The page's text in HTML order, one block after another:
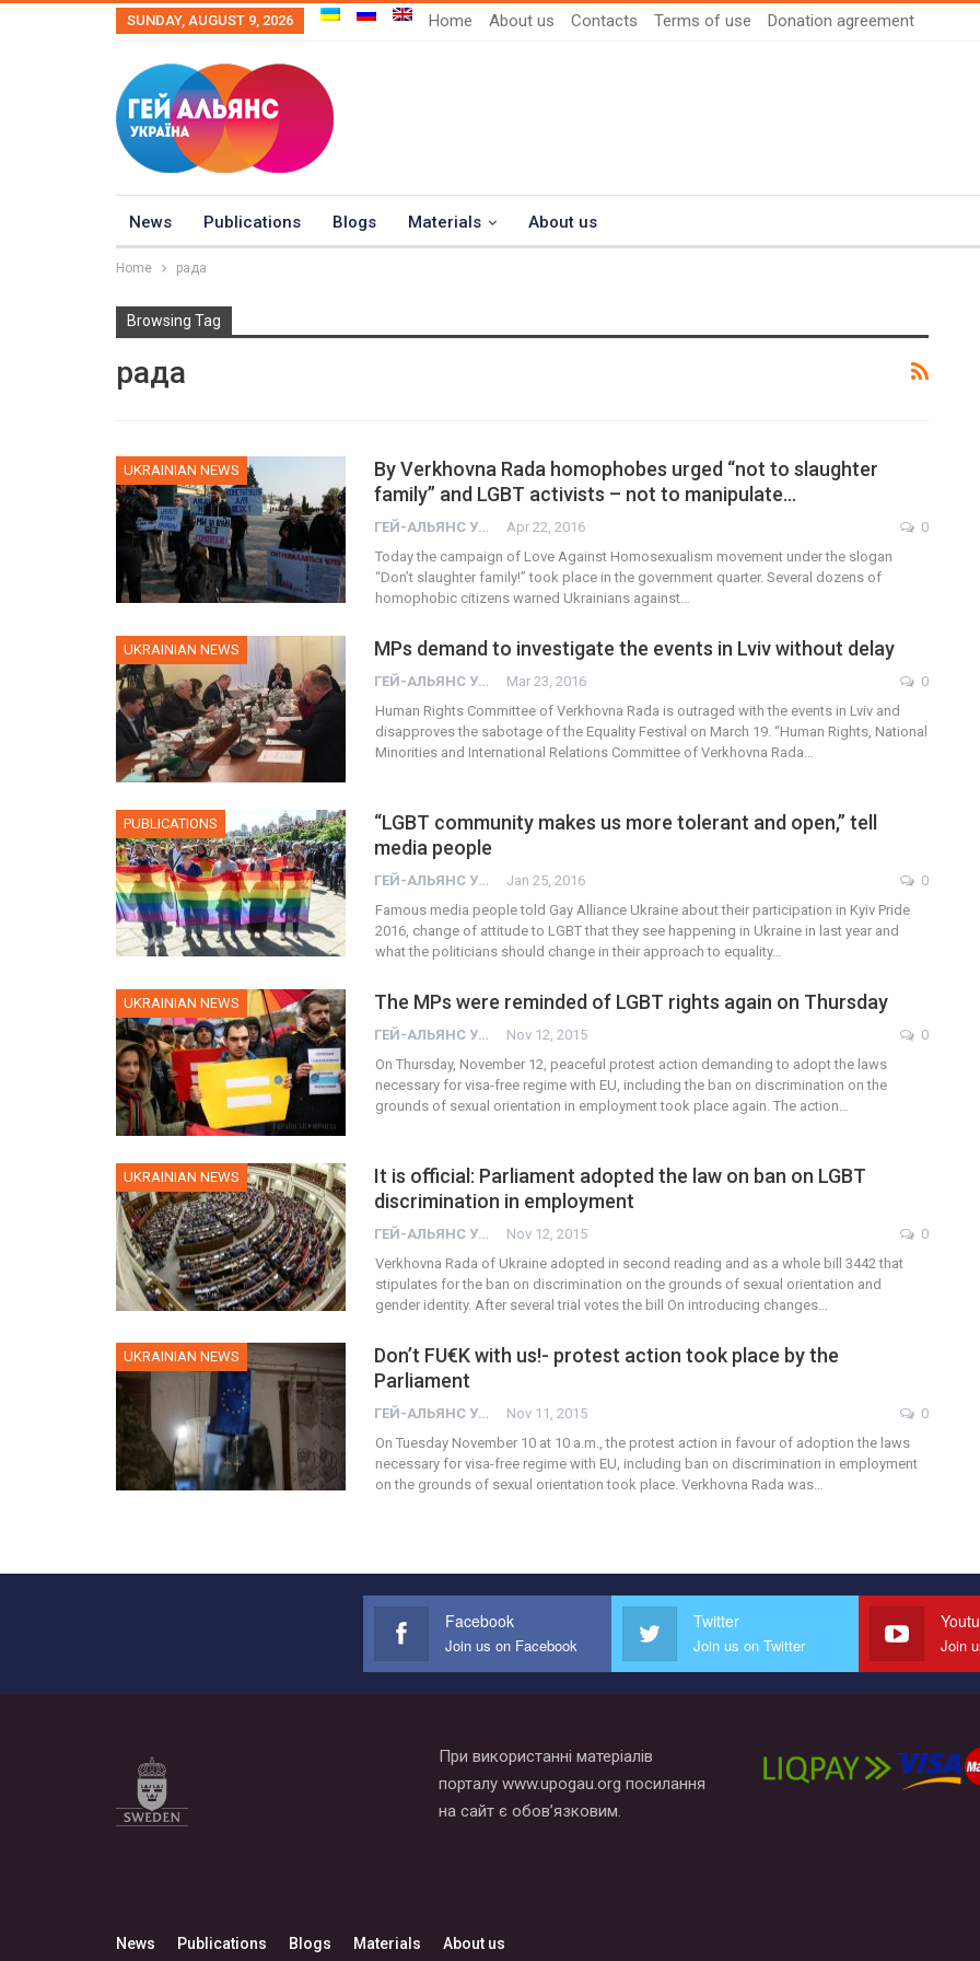
SUNDAY, AUGUST 9, 2026 Home About us Contacts Terms of use Donation agreement
News Publications Blogs Materials About us
Home рада
Browsing Tag
рада
UKRAINIAN NEWS
By Verkhovna Rada homophobes urged “not to slaughter
family” and LGBT activists – not to manipulate…
ГЕЙ-АЛЬЯНС УКРАИНА Apr 22, 2016
0
Today the campaign of Love Against Homosexualism movement under the slogan
“Don’t slaughter family!” took place in the government quarter. Several dozens of
homophobic citizens warned Ukrainians against…
UKRAINIAN NEWS MPs demand to investigate the events in Lviv without delay
ГЕЙ-АЛЬЯНС УКРАИНА Mar 23, 2016
0
Human Rights Committee of Verkhovna Rada is outraged with the events in Lviv and
disapproves the sabotage of the Equality Festival on March 19. “Human Rights, National
Minorities and International Relations Committee of Verkhovna Rada…
PUBLICATIONS
“LGBT community makes us more tolerant and open,” tell
media people
ГЕЙ-АЛЬЯНС УКРАИНА Jan 25, 2016
0
Famous media people told Gay Alliance Ukraine about their participation in Kyiv Pride
2016, change of attitude to LGBT that they see happening in Ukraine in last year and
what the politicians should change in their approach to equality…
UKRAINIAN NEWS The MPs were reminded of LGBT rights again on Thursday
ГЕЙ-АЛЬЯНС УКРАИНА Nov 12, 2015
0
On Thursday, November 12, peaceful protest action demanding to adopt the laws
necessary for visa-free regime with EU, including the ban on discrimination on the
grounds of sexual orientation in employment took place again. The action…
UKRAINIAN NEWS
It is official: Parliament adopted the law on ban on LGBT
discrimination in employment
ГЕЙ-АЛЬЯНС УКРАИНА Nov 12, 2015
0
Verkhovna Rada of Ukraine adopted in second reading and as a whole bill 3442 that
stipulates for the ban on discrimination on the grounds of sexual orientation and
gender identity. After several trial votes the bill On introducing changes…
UKRAINIAN NEWS
Don’t FU€K with us!- protest action took place by the
Parliament
ГЕЙ-АЛЬЯНС УКРАИНА Nov 11, 2015
0
On Tuesday November 10 at 10 a.m., the protest action in favour of adoption the laws
necessary for visa-free regime with EU, including ban on discrimination in employment
on the grounds of sexual orientation took place. Verkhovna Rada was…
Facebook
Join us on Facebook
Twitter
Join us on Twitter Join
При використанні матеріалів
порталу www.upogau.org посилання
на сайт є обов’язковим.
News Publications Blogs Materials About us